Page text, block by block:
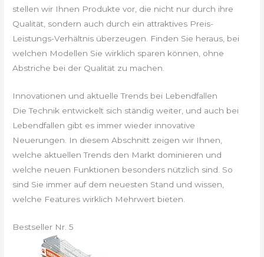
stellen wir Ihnen Produkte vor, die nicht nur durch ihre
Qualität, sondern auch durch ein attraktives Preis-
Leistungs-Verhältnis überzeugen. Finden Sie heraus, bei
welchen Modellen Sie wirklich sparen können, ohne
Abstriche bei der Qualität zu machen.
Innovationen und aktuelle Trends bei Lebendfallen
Die Technik entwickelt sich ständig weiter, und auch bei
Lebendfallen gibt es immer wieder innovative
Neuerungen. In diesem Abschnitt zeigen wir Ihnen,
welche aktuellen Trends den Markt dominieren und
welche neuen Funktionen besonders nützlich sind. So
sind Sie immer auf dem neuesten Stand und wissen,
welche Features wirklich Mehrwert bieten.
Bestseller Nr. 5